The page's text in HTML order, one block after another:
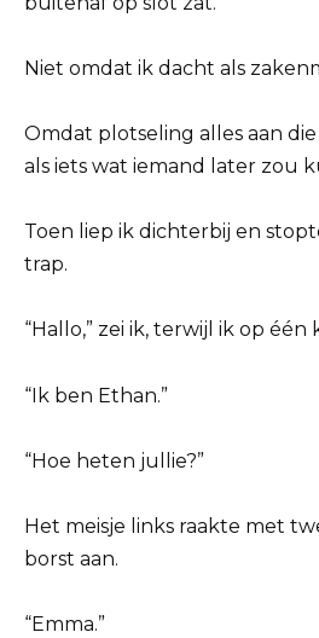
Niet omdat ik dacht als
Omdat plotseling alles aan
als iets wat iemand later zou
Toen liep ik dichterbij en
trap.
“Hallo,” zei ik, terwijl ik op
“Ik ben Ethan.”
“Hoe heten jullie?”
Het meisje links raakte met
borst aan.
“Emma.”